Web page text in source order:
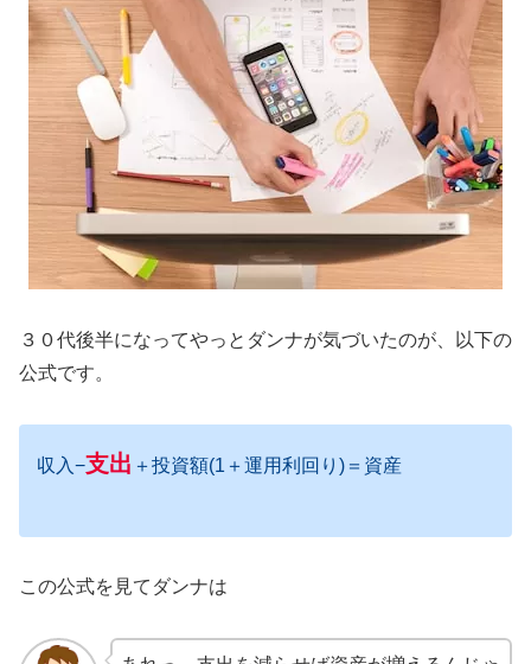
３０代後半になってやっとダンナが気づいたのが、以下の
公式です。
収入−支出 ＋投資額(1＋運用利回り)＝資産
この公式を見てダンナは